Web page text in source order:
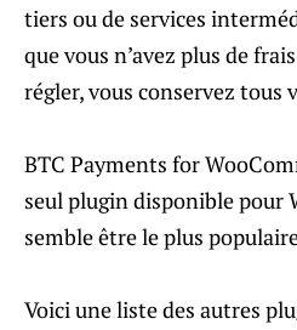
tiers ou de services
que vous n’avez plus de
régler, vous conservez tous
BTC Payments for
seul plugin disponible pour
semble être le plus
Voici une liste des autres